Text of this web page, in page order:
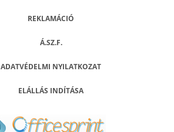
REKLAMÁCIÓ
Á.SZ.F.
ADATVÉDELMI NYILATKOZAT
ELÁLLÁS INDÍTÁSA